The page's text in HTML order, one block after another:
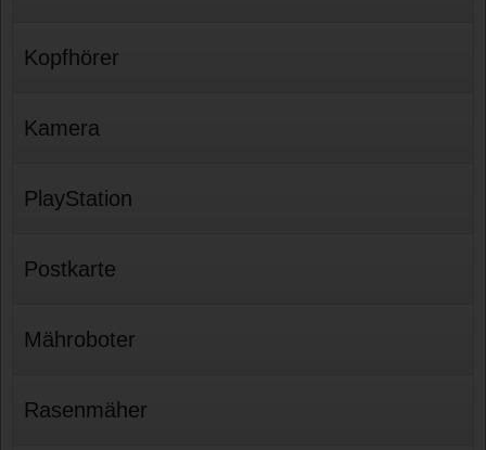
Kopfhörer
Kamera
PlayStation
Postkarte
Mähroboter
Rasenmäher